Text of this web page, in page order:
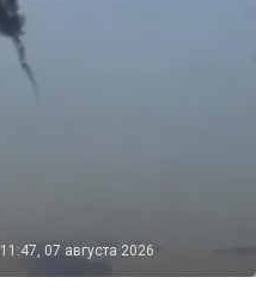
11:47, 07 августа 2026